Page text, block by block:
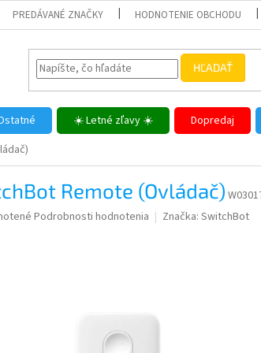
PREDÁVANÉ ZNAČKY HODNOTENIE OBCHODU
HĽADAŤ
☀️ Letné zľavy ☀️ Dopredaj
Remote (Ovládač)
Podrobnosti hodnotenia Značka: SwitchBot